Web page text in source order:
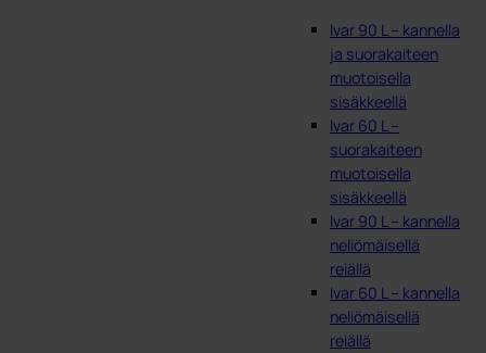
Ivar 90 L – kannella
ja suorakaiteen
muotoisella
sisäkkeellä
Ivar 60 L –
suorakaiteen
muotoisella
sisäkkeellä
Ivar 90 L – kannella
neliömäisellä
reiällä
Ivar 60 L – kannella
neliömäisellä
reiällä